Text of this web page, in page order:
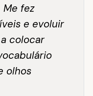
Me fez
e evoluir
colocar
olhos